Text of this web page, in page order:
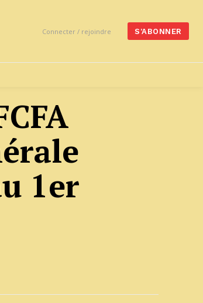
Connecter / rejoindre S'ABONNER
1er